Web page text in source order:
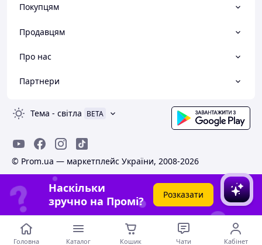
Покупцям
Продавцям
Про нас
Партнери
Тема - світла BETA
© Prom.ua — маркетплейс України, 2008-2026
Наскільки
зручно на Промі?
Розказати
Головна Каталог Кошик Чати Кабінет